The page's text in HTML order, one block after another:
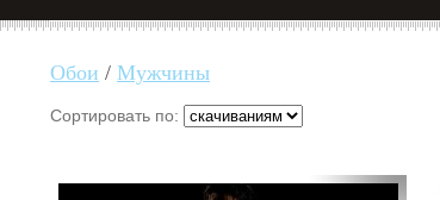
Обои / Мужчины
Сортировать по: